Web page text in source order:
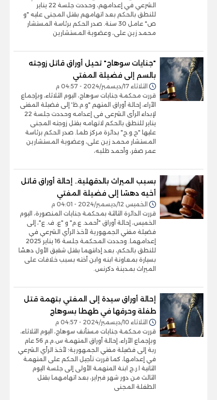
الشرعي في إعدامهم، وحددت جلسة 22 يناير
للنطق بالحكم بعد اتهامهم بقتل المجنى عليه "و
ص" عامل 30 سنة. صدر الحكم برئاسة المستشار
محمد زين على، وعضوية المستشارين
"جنايات سوهاج" تحيل أوراق قاتل زوجته
بالسم إلى فضيلة المفتي
الثلاثاء 17/ديسمبر/2024 - 04:57 م
قررت محكمة جنايات سوهاج، اليوم الثلاثاء، وبإجماع
الآراء، إحالة أوراق المتهم "و.م.ظ' إلى فضيلة المفتى
لإبداء الرأى الشرعى فى إعدامه وحددت جلسة 22
يناير للنطق بالحكم لاتهامه بقتل زوجته المجنى
عليها "ح.و.ح" بدائرة مركز طما. صدر الحكم برئاسة
المستشار محمد زين على، وعضوية المستشارين
عمر صقر، وأحمد طلبه،
بسبب الميراث بالدقهلية.. إحالة أوراق قاتل
أخيه دهسًا إلى فضيلة المفتي
الخميس 12/ديسمبر/2024 - 04:01 م
قررت الدائرة الثالثة بمحكمة جنايات المنصورة، اليوم
الخميس، إحالة أوراق "أحمد. ع.م" و "ع. ف. ع"، إلى
فضيلة مفتي الجمهورية لأخذ الرأي الشرعي في
إعدامهما. وحددت المحكمة جلسة 16 يناير 2025
للنطق بالحكم، بعد إدانتهما بقتل شقيق الأول دهسًا
بسيارة بمعاونة ابنه وابن أخته بسبب خلافات على
الميراث بمدينة دكرنس.
إحالة أوراق سيدة إلى المفتي بتهمة قتل
طفلة وحرقها في طهطا بسوهاج
الثلاثاء 10/ديسمبر/2024 - 04:57 م
قررت محكمة جنايات مستأنف سوهاج، اليوم الثلاثاء،
وبإجماع الآراء، إحالة أوراق المتهمة س.م.م 56 عام
ربة إلى فضيلة مفتي الجمهورية؛ لأخذ الرأي الشرعي
في إعدامها، كما قررت تأجيل الحكم على المتهمة
الثانية ا.ر.ج ابنة المتهمة الأولى إلى جلسة اليوم
الثالث من دور شهر فبراير، بعد اتهامهما بقتل
الطفلة المجنى